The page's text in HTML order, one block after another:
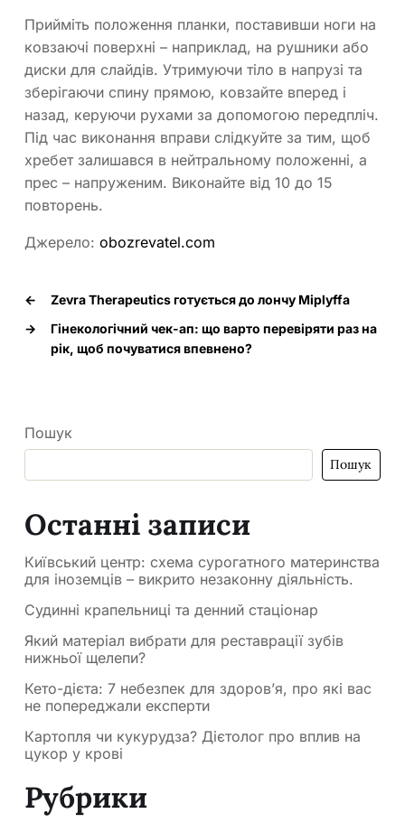
Прийміть положення планки, поставивши ноги на
ковзаючі поверхні – наприклад, на рушники або
диски для слайдів. Утримуючи тіло в напрузі та
зберігаючи спину прямою, ковзайте вперед і
назад, керуючи рухами за допомогою передпліч.
Під час виконання вправи слідкуйте за тим, щоб
хребет залишався в нейтральному положенні, а
прес – напруженим. Виконайте від 10 до 15
повторень.
Джерело: obozrevatel.com
←
Zevra Therapeutics готується до лончу Miplyffa
→
Гінекологічний чек-ап: що варто перевіряти раз на
рік, щоб почуватися впевнено?
Пошук
Пошук
Останні записи
Київський центр: схема сурогатного материнства
для іноземців – викрито незаконну діяльність.
Судинні крапельниці та денний стаціонар
Який матеріал вибрати для реставрації зубів
нижньої щелепи?
Кето-дієта: 7 небезпек для здоров’я, про які вас
не попереджали експерти
Картопля чи кукурудза? Дієтолог про вплив на
цукор у крові
Рубрики